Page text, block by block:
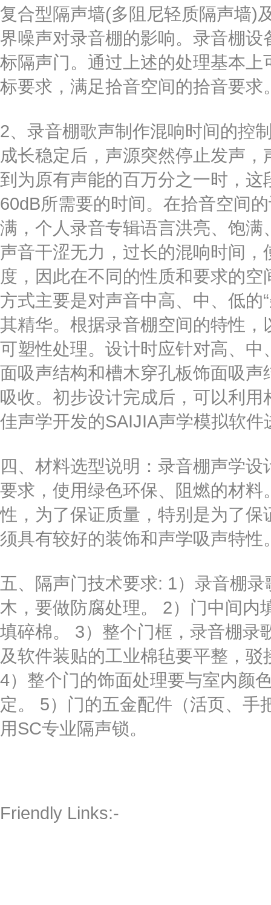
复合型隔声墙(多阻尼轻质隔声墙)
界噪声对录音棚的影响。录音棚
标隔声门。通过上述的处理基本
标要求，满足拾音空间的拾音要求
2、录音棚歌声制作混响时间的控
成长稳定后，声源突然停止发声
到为原有声能的百万分之一时，这
60dB所需要的时间。在拾音空间
满，个人录音专辑语言洪亮、饱
声音干涩无力，过长的混响时间
度，因此在不同的性质和要求的空
方式主要是对声音中高、中、低的
其精华。根据录音棚空间的特性
可塑性处理。设计时应针对高、
面吸声结构和槽木穿孔板饰面吸
吸收。初步设计完成后，可以利
佳声学开发的SAIJIA声学模拟软
四、材料选型说明：录音棚声学
要求，使用绿色环保、阻燃的材
性，为了保证质量，特别是为了
须具有较好的装饰和声学吸声特性
五、隔声门技术要求: 1）录音棚
木，要做防腐处理。 2）门中间内
填碎棉。 3）整个门框，录音棚录
及软件装贴的工业棉毡要平整，
4）整个门的饰面处理要与室内颜
定。 5）门的五金配件（活页、手
用SC专业隔声锁。
Friendly Links:-